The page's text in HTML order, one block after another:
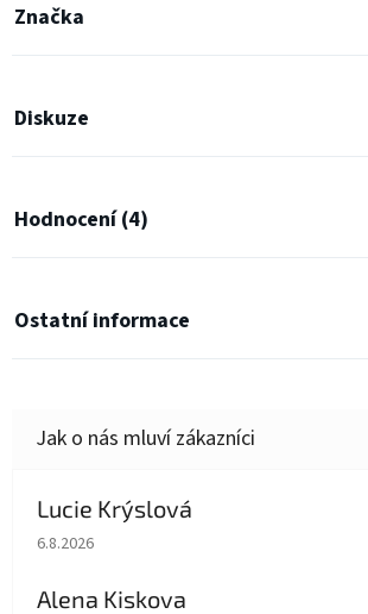
Značka
Diskuze
Hodnocení (4)
Ostatní informace
Lucie Krýslová
Hodnocení obchodu je 5 z 5 hvězdiček.
6.8.2026
Alena Kiskova